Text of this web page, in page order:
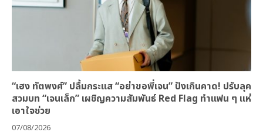
“เฮง ทัตพงศ์” ปลื้มกระแส “อย่าขอพี่เจน” ปังเกินคาด! ปรับลุค
สวมบท “เจนเล็ก” เผชิญความสัมพันธ์ Red Flag ทำแฟน ๆ แห่
เอาใจช่วย
07/08/2026